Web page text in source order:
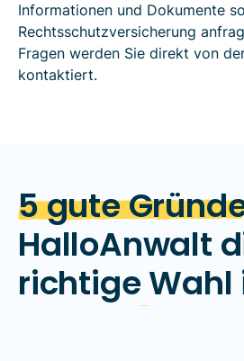
Informationen und Dokumente
Rechtsschutzversicherung
Fragen werden Sie direkt von
kontaktiert.
5 gute
HalloAnwalt
richtigeWahl